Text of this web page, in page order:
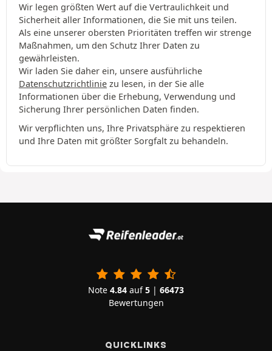
Wir legen größten Wert auf die Vertraulichkeit und
Sicherheit aller Informationen, die Sie mit uns teilen.
Als eine unserer obersten Prioritäten treffen wir strenge
Maßnahmen, um den Schutz Ihrer Daten zu
gewährleisten.
Wir laden Sie daher ein, unsere ausführliche
Datenschutzrichtlinie zu lesen, in der Sie alle
Informationen über die Erhebung, Verwendung und
Sicherung Ihrer persönlichen Daten finden.
Wir verpflichten uns, Ihre Privatsphäre zu respektieren
und Ihre Daten mit größter Sorgfalt zu behandeln.
Note 4.84 auf5 | 66473
Bewertungen
QUICKLINKS